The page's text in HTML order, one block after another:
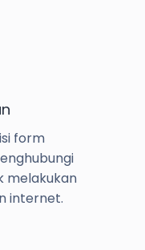
form
melakukan
internet.